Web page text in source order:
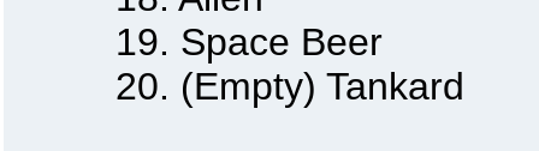
19. Space Beer
20. (Empty) Tankard